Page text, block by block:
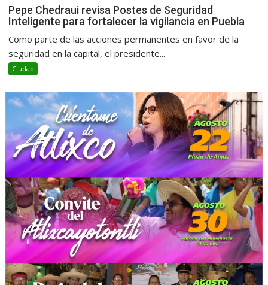
Pepe Chedraui revisa Postes de Seguridad
Inteligente para fortalecer la vigilancia en Puebla
Como parte de las acciones permanentes en favor de la
seguridad en la capital, el presidente...
Ciudad